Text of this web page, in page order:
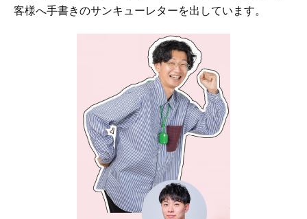
客様へ手書きのサンキューレターを出しています。